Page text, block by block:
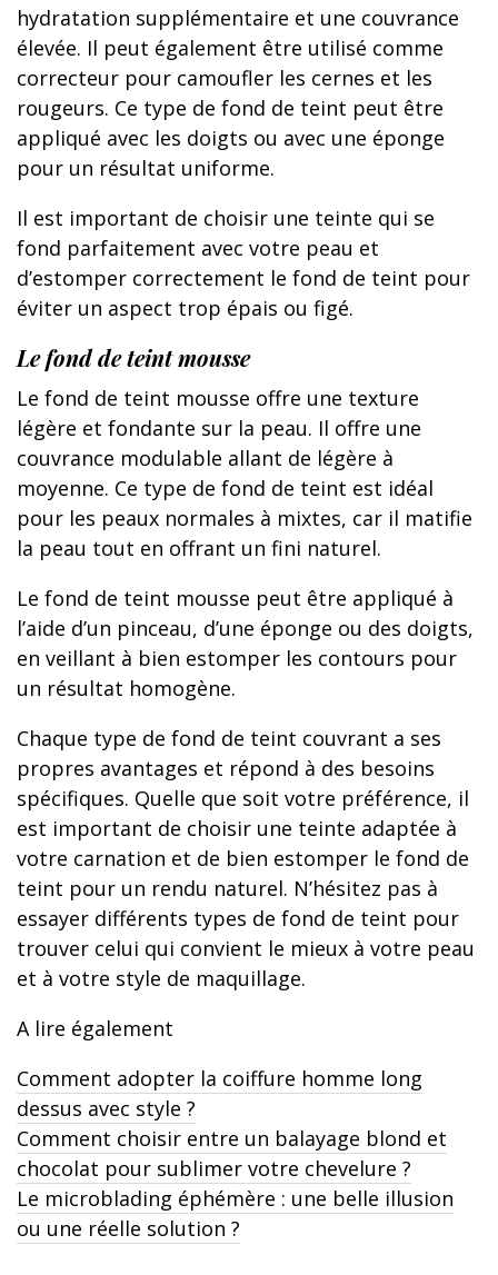
hydratation supplémentaire et une couvrance
élevée. Il peut également être utilisé comme
correcteur pour camoufler les cernes et les
rougeurs. Ce type de fond de teint peut être
appliqué avec les doigts ou avec une éponge
pour un résultat uniforme.
Il est important de choisir une teinte qui se
fond parfaitement avec votre peau et
d’estomper correctement le fond de teint pour
éviter un aspect trop épais ou figé.
Le fond de teint mousse
Le fond de teint mousse offre une texture
légère et fondante sur la peau. Il offre une
couvrance modulable allant de légère à
moyenne. Ce type de fond de teint est idéal
pour les peaux normales à mixtes, car il matifie
la peau tout en offrant un fini naturel.
Le fond de teint mousse peut être appliqué à
l’aide d’un pinceau, d’une éponge ou des doigts,
en veillant à bien estomper les contours pour
un résultat homogène.
Chaque type de fond de teint couvrant a ses
propres avantages et répond à des besoins
spécifiques. Quelle que soit votre préférence, il
est important de choisir une teinte adaptée à
votre carnation et de bien estomper le fond de
teint pour un rendu naturel. N’hésitez pas à
essayer différents types de fond de teint pour
trouver celui qui convient le mieux à votre peau
et à votre style de maquillage.
A lire également
Comment adopter la coiffure homme long
dessus avec style ?
Comment choisir entre un balayage blond et
chocolat pour sublimer votre chevelure ?
Le microblading éphémère : une belle illusion
ou une réelle solution ?